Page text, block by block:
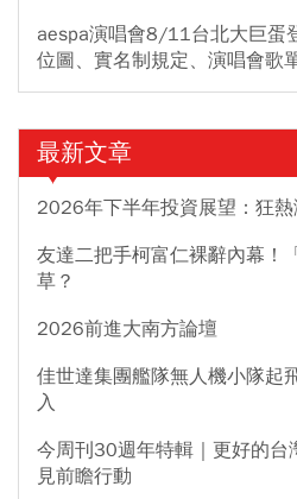
aespa演唱會8/11台北大巨蛋
位圖、實名制規定、演唱會歌
最新文章
2026年下半年投資展望：狂
友達二把手柯富仁裸辭內幕！
草？
2026前進大南方論壇
佳世達集團艦隊無人機小隊起
入
今周刊30週年特輯｜更好的台
見前瞻行動